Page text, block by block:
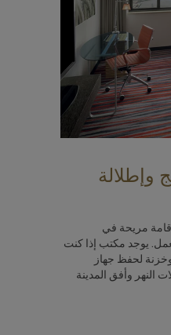
وإطلالة
مريحة في
يوجد مكتب إذا كنت
لحفظ جهاز
النهر وأفق المدينة